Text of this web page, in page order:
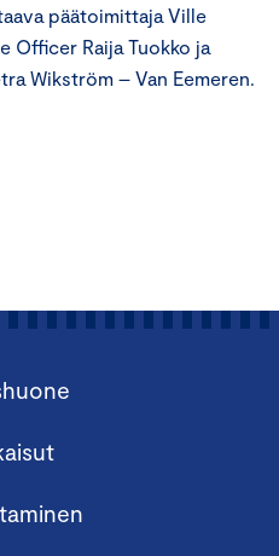
päätoimittaja Ville
Officer Raija Tuokko ja
Wikström – Van Eemeren.